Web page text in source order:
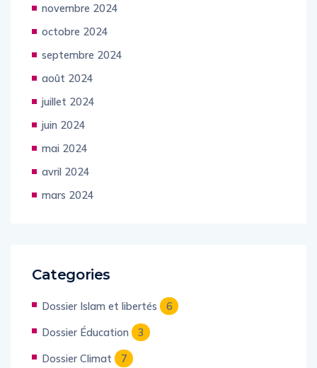
novembre 2024
octobre 2024
septembre 2024
août 2024
juillet 2024
juin 2024
mai 2024
avril 2024
mars 2024
Categories
Dossier Islam et libertés
6
Dossier Éducation
3
Dossier Climat
7